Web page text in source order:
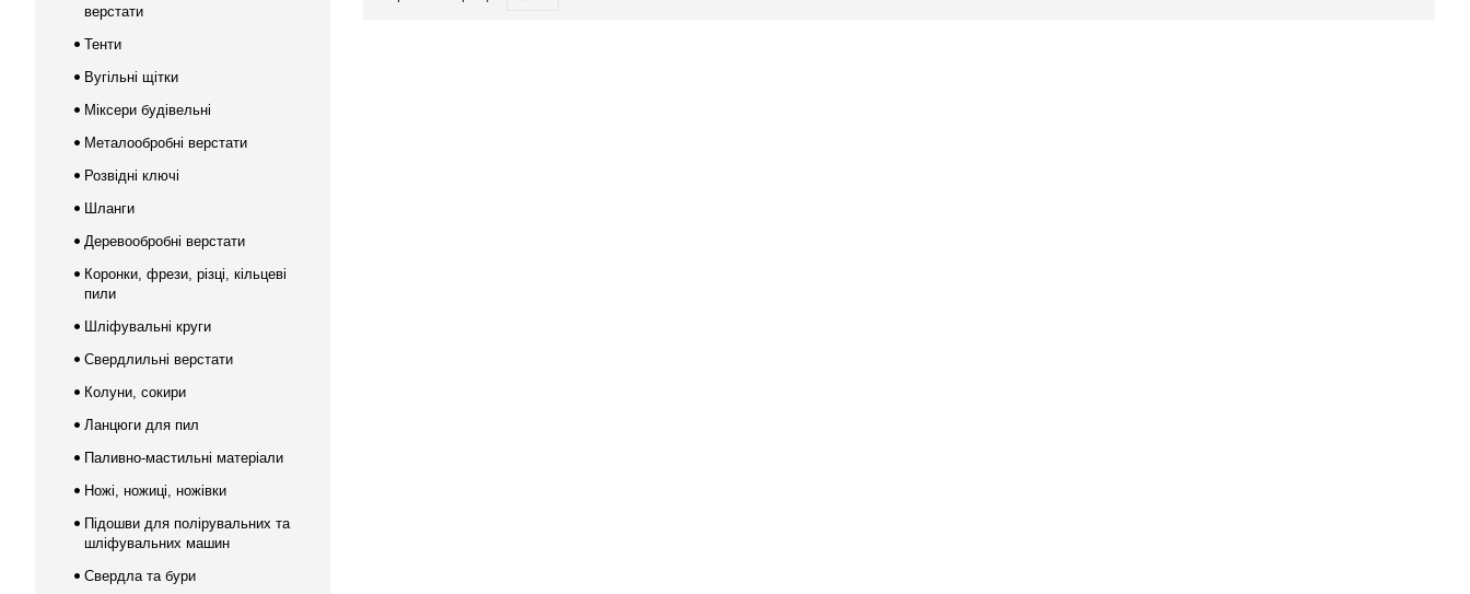
верстати
Тенти
Вугільні щітки
Міксери будівельні
Металообробні верстати
Розвідні ключі
Шланги
Деревообробні верстати
Коронки, фрези, різці, кільцеві
пили
Шліфувальні круги
Свердлильні верстати
Колуни, сокири
Ланцюги для пил
Паливно-мастильні матеріали
Ножі, ножиці, ножівки
Підошви для полірувальних та
шліфувальних машин
Свердла та бури